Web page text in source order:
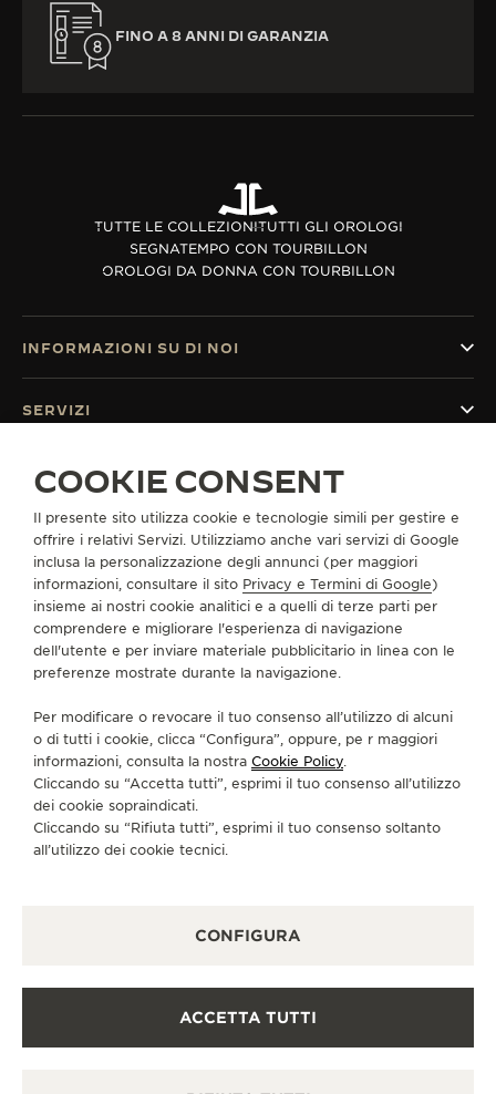
FINO A 8 ANNI DI GARANZIA
TUTTE LE COLLEZIONITUTTI GLI OROLOGI
SEGNATEMPO CON TOURBILLON
OROLOGI DA DONNA CON TOURBILLON
CI SEGUA
VAI ALLA PAGINA INSTAGRAM DI JAEGER-
VAI ALLA PAGINA LINKEDIN DI JAEGER-
VAI ALLA PAGINA FACEBOOK DI
VAI ALLA PAGINA YOUTUBE
VAI ALLA PAGINA
VAI ALLA PAGINA
ISCRIVERSI ALLA NEWSLETTER
INFORMAZIONI SU DI NOI
SERVIZI
CONTATTI
POLICY SULLA PRIVACY
CONDIZIONI D'USO
INFORMATIVA SUI COOKIE
MODULO DI RECESSO
COPYRIGHT JAEGER-LECOULTRE 2026
COOKIE CONSENT
Il presente sito utilizza cookie e tecnologie simili per gestire e
offrire i relativi Servizi. Utilizziamo anche vari servizi di Google
inclusa la personalizzazione degli annunci (per maggiori
informazioni, consultare il sito Privacy e Termini di Google)
insieme ai nostri cookie analitici e a quelli di terze parti per
comprendere e migliorare l'esperienza di navigazione
dell'utente e per inviare materiale pubblicitario in linea con le
preferenze mostrate durante la navigazione.
Per modificare o revocare il tuo consenso all’utilizzo di alcuni
o di tutti i cookie, clicca “Configura”, oppure, pe r maggiori
informazioni, consulta la nostra Cookie Policy.
Cliccando su “Accetta tutti”, esprimi il tuo consenso all’utilizzo
dei cookie sopraindicati.
Cliccando su “Rifiuta tutti”, esprimi il tuo consenso soltanto
all’utilizzo dei cookie tecnici.
CONFIGURA
ACCETTA TUTTI